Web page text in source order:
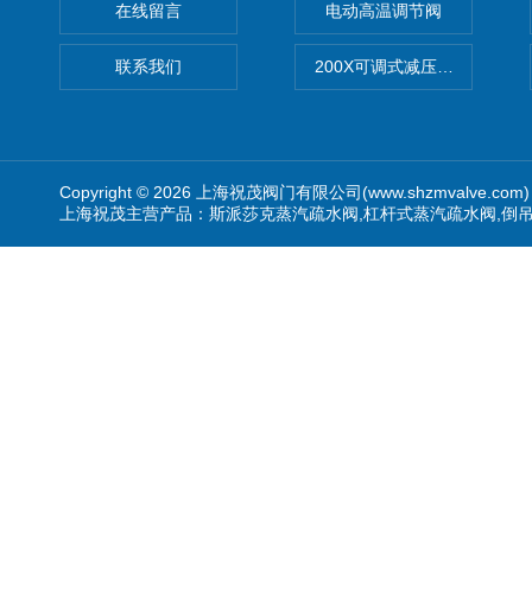
在线留言
联系我们
电动高温调节阀
200X可调式减压阀（减压稳
Copyright © 2026 上海祝茂阀门有限公司
上海祝茂主营产品：斯派莎克蒸汽疏水阀,杠杆式蒸汽疏水阀,倒